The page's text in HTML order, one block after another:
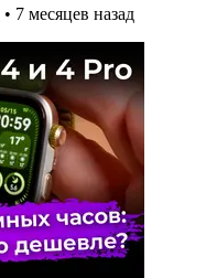
• 7 месяцев назад